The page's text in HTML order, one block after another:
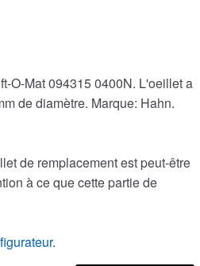
O-Mat 094315 0400N. L'oeillet a
de diamètre. Marque: Hahn.
de remplacement est peut-être
à ce que cette partie de
.